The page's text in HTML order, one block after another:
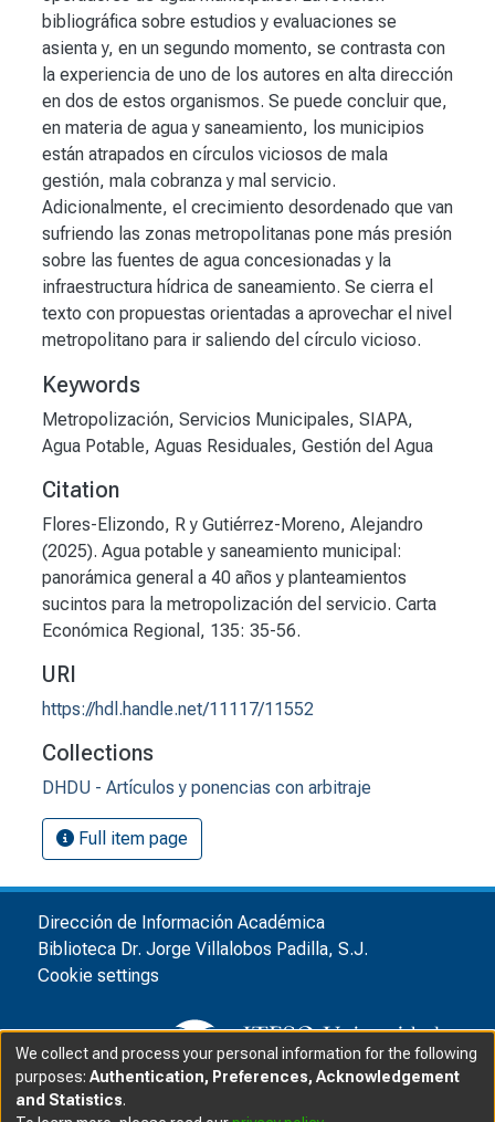
bibliográfica sobre estudios y evaluaciones se
asienta y, en un segundo momento, se contrasta con
la experiencia de uno de los autores en alta dirección
en dos de estos organismos. Se puede concluir que,
en materia de agua y saneamiento, los municipios
están atrapados en círculos viciosos de mala
gestión, mala cobranza y mal servicio.
Adicionalmente, el crecimiento desordenado que van
sufriendo las zonas metropolitanas pone más presión
sobre las fuentes de agua concesionadas y la
infraestructura hídrica de saneamiento. Se cierra el
texto con propuestas orientadas a aprovechar el nivel
metropolitano para ir saliendo del círculo vicioso.
Keywords
Metropolización, Servicios Municipales, SIAPA,
Agua Potable, Aguas Residuales, Gestión del Agua
Citation
Flores-Elizondo, R y Gutiérrez-Moreno, Alejandro
(2025). Agua potable y saneamiento municipal:
panorámica general a 40 años y planteamientos
sucintos para la metropolización del servicio. Carta
Económica Regional, 135: 35-56.
URI
https://hdl.handle.net/11117/11552
Collections
DHDU - Artículos y ponencias con arbitraje
Full item page
Dirección de Información Académica
Biblioteca Dr. Jorge Villalobos Padilla, S.J.
Cookie settings
© ITESO, Universidad Jesuita de Guadalajara, 2025
We collect and process your personal information for the following
purposes: Authentication, Preferences, Acknowledgement
and Statistics.